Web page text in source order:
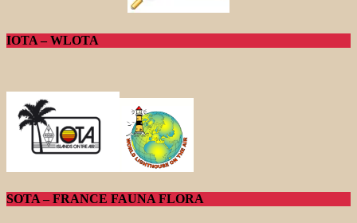
IOTA – WLOTA
SOTA – FRANCE FAUNA FLORA